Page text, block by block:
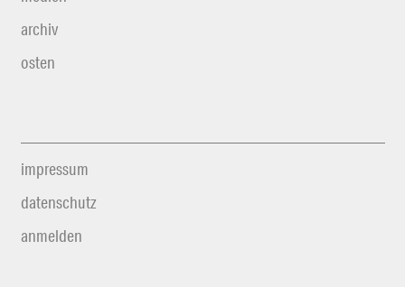
archiv
osten
impressum
datenschutz
anmelden